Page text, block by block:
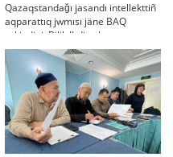
Qazaqstandağı jasandı intellekttiñ
aqparattıq jwmısı jäne BAQ
erkindigi: Bilik JI-di şekteu
sayasatın qolğa ala ma?